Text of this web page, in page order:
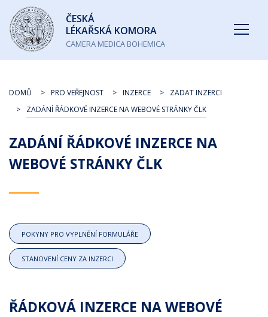
Česká
lékařská
komora
ČESKÁ
LÉKAŘSKÁ KOMORA
CAMERA MEDICA BOHEMICA
ZADÁNÍ ŘÁDKOVÉ INZERCE NA
WEBOVÉ STRÁNKY ČLK
DOMŮ PRO VEŘEJNOST INZERCE
ZADAT INZERCI
ZADÁNÍ ŘÁDKOVÉ INZERCE NA WEBOVÉ STRÁNKY ČLK
POKYNY PRO VYPLNĚNÍ FORMULÁŘE
STANOVENÍ CENY ZA INZERCI
ŘÁDKOVÁ INZERCE NA WEBOVÉ